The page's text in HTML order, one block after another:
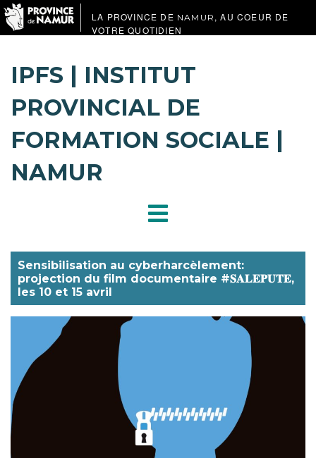
LA PROVINCE DE NAMUR , AU COEUR DE
VOTRE QUOTIDIEN
IPFS | INSTITUT
PROVINCIAL DE
FORMATION SOCIALE |
NAMUR
Sensibilisation au cyberharcèlement:
projection du film documentaire #𝐒𝐀𝐋𝐄𝐏𝐔𝐓𝐄,
les 10 et 15 avril